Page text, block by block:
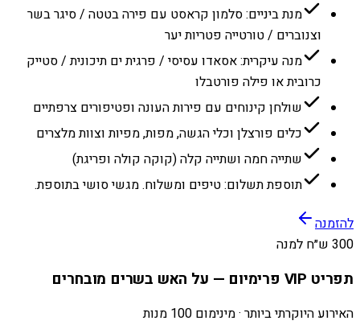
מנת ביניים: סלמון קראסט עם פירה בטטה / סיגר בשר
וצנוברים / טורטייה פטריות יער
מנה עיקרית: אסאדו עסיסי / פרגית ים תיכונית / סטייק
כרובית או פילה פורטבלו
שולחן קינוחים עם פירות העונה ופטיפורים צרפתיים
כלים פורצלן וכלי הגשה, מפות, מפיות וצוות מלצרים
שתייה חמה ושתייה קלה (קוקה קולה ופריגת)
תוספת תשלום: טיפים ומשלוח. מגשי סושי בתוספת.
להזמנה
300 ש״ח למנה
תפריט VIP פרימיום — על האש בשרים מובחרים
האירוע היוקרתי ביותר · מינימום 100 מנות